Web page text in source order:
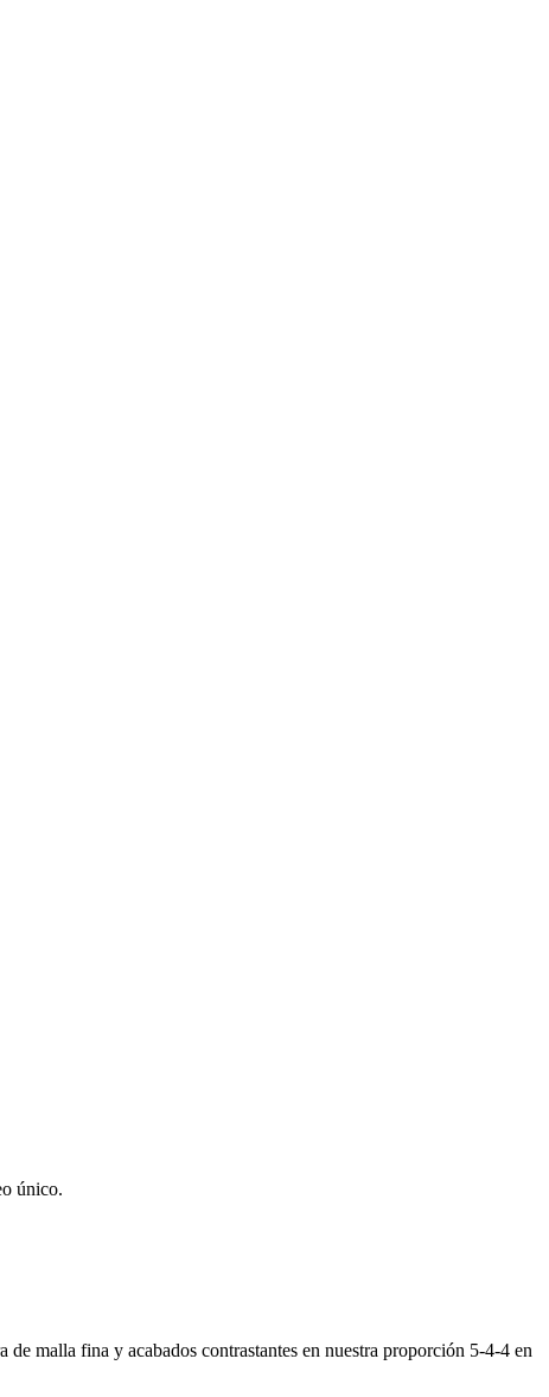
único.
malla fina y acabados contrastantes en nuestra proporción 5-4-4 en